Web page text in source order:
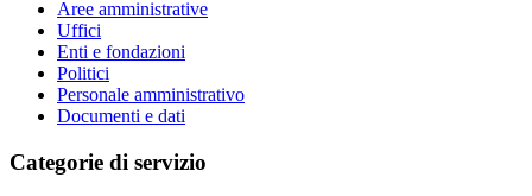
Aree amministrative
Uffici
Enti e fondazioni
Politici
Personale amministrativo
Documenti e dati
Categorie di servizio